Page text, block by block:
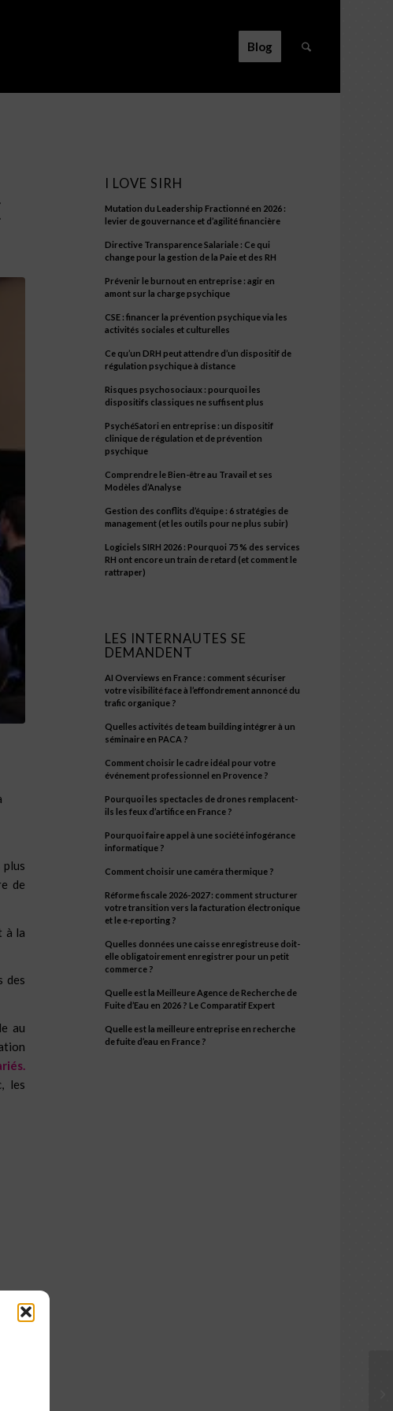
Blog
de
à la
des
au
les
I LOVE SIRH
Mutation du Leadership Fractionné en 2026 :
levier de gouvernance et d’agilité financière
Directive Transparence Salariale : Ce qui
change pour la gestion de la Paie et des RH
Prévenir le burnout en entreprise : agir en
amont sur la charge psychique
CSE : financer la prévention psychique via les
activités sociales et culturelles
Ce qu’un DRH peut attendre d’un dispositif de
régulation psychique à distance
Risques psychosociaux : pourquoi les
dispositifs classiques ne suffisent plus
PsychéSatori en entreprise : un dispositif
clinique de régulation et de prévention
psychique
Comprendre le Bien-être au Travail et ses
Modèles d’Analyse
Gestion des conflits d’équipe : 6 stratégies de
management (et les outils pour ne plus subir)
Logiciels SIRH 2026 : Pourquoi 75 % des services
RH ont encore un train de retard (et comment le
rattraper)
LES INTERNAUTES SE
DEMANDENT
AI Overviews en France : comment sécuriser
votre visibilité face à l’effondrement annoncé du
trafic organique ?
Quelles activités de team building intégrer à un
séminaire en PACA ?
Comment choisir le cadre idéal pour votre
événement professionnel en Provence ?
Pourquoi les spectacles de drones remplacent-
ils les feux d’artifice en France ?
Pourquoi faire appel à une société infogérance
informatique ?
Comment choisir une caméra thermique ?
Réforme fiscale 2026-2027 : comment structurer
votre transition vers la facturation électronique
et le e-reporting ?
Quelles données une caisse enregistreuse doit-
elle obligatoirement enregistrer pour un petit
commerce ?
Quelle est la Meilleure Agence de Recherche de
Fuite d’Eau en 2026 ? Le Comparatif Expert
Quelle est la meilleure entreprise en recherche
de fuite d’eau en France ?